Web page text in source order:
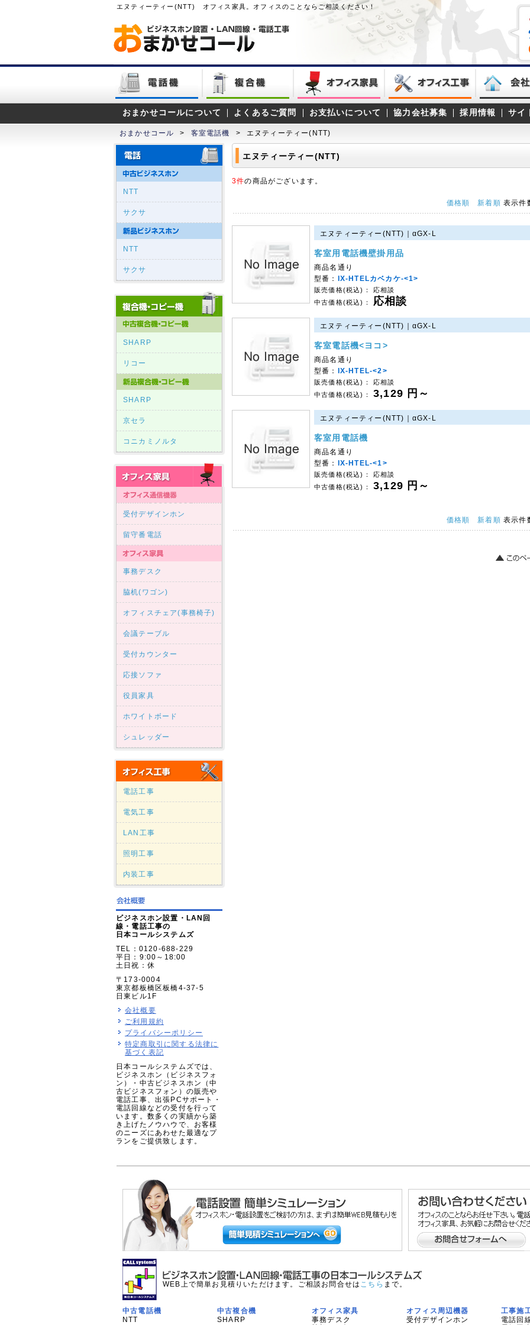
エヌティーティー(NTT) オフィス家具。オフィスのことならご相談ください！
おまかせコールについて よくあるご質問 お支払いについて 協力会社募集 採用情報 サイ
おまかせコール > 客室電話機 > エヌティーティー(NTT)
NTT
サクサ
NTT
サクサ
SHARP
リコー
SHARP
京セラ
コニカミノルタ
受付デザインホン
留守番電話
事務デスク
脇机(ワゴン)
オフィスチェア(事務椅子)
会議テーブル
受付カウンター
応接ソファ
役員家具
ホワイトボード
シュレッダー
電話工事
電気工事
LAN工事
照明工事
内装工事
ビジネスホン設置・LAN回
線・電話工事の
日本コールシステムズ
TEL：0120-688-229
平日：9:00～18:00
土日祝：休
〒173-0004
東京都板橋区板橋4-37-5
日東ビル1F
会社概要
ご利用規約
プライバシーポリシー
特定商取引に関する法律に
基づく表記
日本コールシステムズでは、
ビジネスホン（ビジネスフォ
ン）・中古ビジネスホン（中
古ビジネスフォン）の販売や
電話工事、出張PCサポート・
電話回線などの受付を行って
います。数多くの実績から築
き上げたノウハウで、お客様
のニーズにあわせた最適なプ
ランをご提供致します。
エヌティーティー(NTT)
3件の商品がございます。
価格順 新着順 表示件
エヌティーティー(NTT)｜αGX-L
客室用電話機壁掛用品
商品名通り
型番：
IX-HTELカベカケ-<1>
販売価格(税込)：
応相談
中古価格(税込)：
応相談
エヌティーティー(NTT)｜αGX-L
客室電話機<ヨコ>
商品名通り
型番：
IX-HTEL-<2>
販売価格(税込)：
応相談
中古価格(税込)：
3,129 円～
エヌティーティー(NTT)｜αGX-L
客室用電話機
商品名通り
型番：
IX-HTEL-<1>
販売価格(税込)：
応相談
中古価格(税込)：
3,129 円～
価格順 新着順 表示件
WEB上で簡単お見積りいただけます。ご相談お問合せは こちら まで。
中古電話機
NTT
中古複合機
SHARP
オフィス家具
事務デスク
オフィス周辺機器
受付デザインホン
工事施
電話回